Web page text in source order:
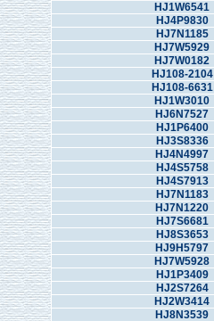
HJ1W6541
HJ4P9830
HJ7N1185
HJ7W5929
HJ7W0182
HJ108-2104
HJ108-6631
HJ1W3010
HJ6N7527
HJ1P6400
HJ3S8336
HJ4N4997
HJ4S5758
HJ4S7913
HJ7N1183
HJ7N1220
HJ7S6681
HJ8S3653
HJ9H5797
HJ7W5928
HJ1P3409
HJ2S7264
HJ2W3414
HJ8N3539